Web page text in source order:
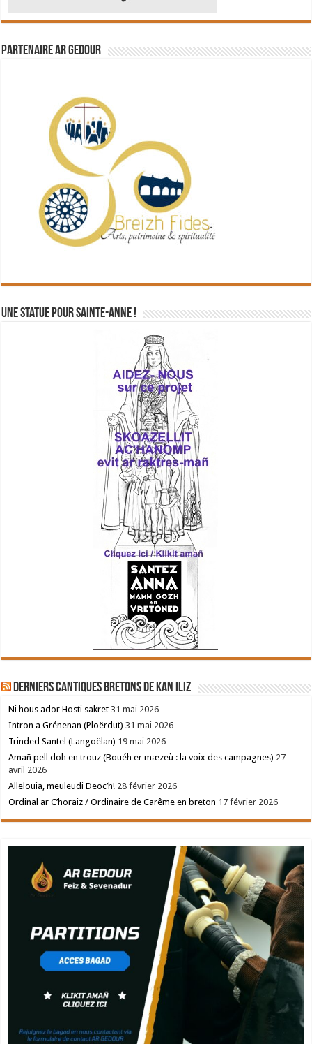
Partenaire Ar Gedour
Une statue pour Sainte-Anne !
Derniers cantiques bretons de Kan Iliz
Ni hous ador Hosti sakret 31 mai 2026
Intron a Grénenan (Ploërdut) 31 mai 2026
Trinded Santel (Langoëlan) 19 mai 2026
Amañ pell doh en trouz (Bouéh er mæzeù : la voix des campagnes) 27
avril 2026
Allelouia, meuleudi Deoc’h! 28 février 2026
Ordinal ar C’horaiz / Ordinaire de Carême en breton 17 février 2026